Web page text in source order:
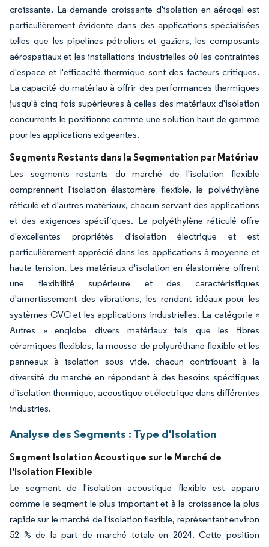
croissante. La demande croissante d'isolation en aérogel est
particulièrement évidente dans des applications spécialisées
telles que les pipelines pétroliers et gaziers, les composants
aérospatiaux et les installations industrielles où les contraintes
d'espace et l'efficacité thermique sont des facteurs critiques.
La capacité du matériau à offrir des performances thermiques
jusqu'à cinq fois supérieures à celles des matériaux d'isolation
concurrents le positionne comme une solution haut de gamme
pour les applications exigeantes.
Segments Restants dans la Segmentation par Matériau
Les segments restants du marché de l'isolation flexible
comprennent l'isolation élastomère flexible, le polyéthylène
réticulé et d'autres matériaux, chacun servant des applications
et des exigences spécifiques. Le polyéthylène réticulé offre
d'excellentes propriétés d'isolation électrique et est
particulièrement apprécié dans les applications à moyenne et
haute tension. Les matériaux d'isolation en élastomère offrent
une flexibilité supérieure et des caractéristiques
d'amortissement des vibrations, les rendant idéaux pour les
systèmes CVC et les applications industrielles. La catégorie «
Autres » englobe divers matériaux tels que les fibres
céramiques flexibles, la mousse de polyuréthane flexible et les
panneaux à isolation sous vide, chacun contribuant à la
diversité du marché en répondant à des besoins spécifiques
d'isolation thermique, acoustique et électrique dans différentes
industries.
Analyse des Segments : Type d'Isolation
Segment Isolation Acoustique sur le Marché de
l'Isolation Flexible
Le segment de l'isolation acoustique flexible est apparu
comme le segment le plus important et à la croissance la plus
rapide sur le marché de l'isolation flexible, représentant environ
52 % de la part de marché totale en 2024. Cette position